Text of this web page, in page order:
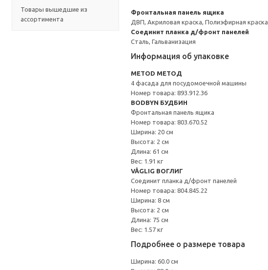
Товары вышедшие из
ассортимента
Фронтальная панель ящика
ДВП, Акриловая краска, Полиэфирная краска
Соединит планка д/фронт панелей
Сталь, Гальванизация
Информация об упаковке
METOD МЕТОД
4 фасада для посудомоечной машины
Номер товара: 893.912.36
BODBYN БУДБИН
Фронтальная панель ящика
Номер товара: 803.670.52
Ширина: 20 см
Высота: 2 см
Длина: 61 см
Вес: 1.91 кг
VÅGLIG ВОГЛИГ
Соединит планка д/фронт панелей
Номер товара: 804.845.22
Ширина: 8 см
Высота: 2 см
Длина: 75 см
Вес: 1.57 кг
Подробнее о размере товара
Ширина: 60.0 см